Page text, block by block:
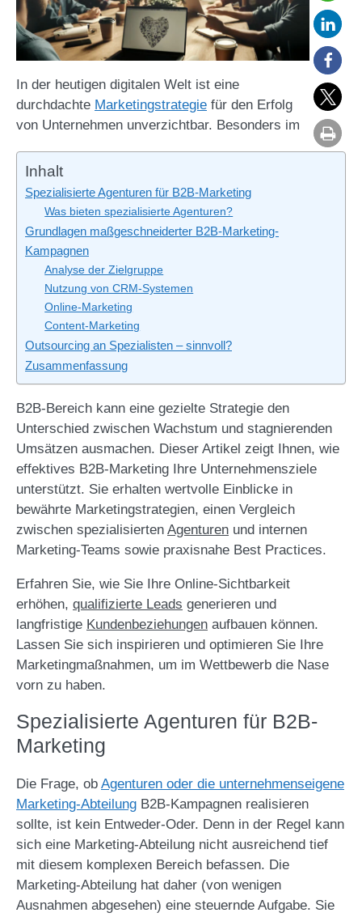
Inhalt
Spezialisierte Agenturen für B2B-Marketing
Was bieten spezialisierte Agenturen?
Grundlagen maßgeschneiderter B2B-Marketing-
Kampagnen
Analyse der Zielgruppe
Nutzung von CRM-Systemen
Online-Marketing
Content-Marketing
Outsourcing an Spezialisten – sinnvoll?
Zusammenfassung
In der heutigen digitalen Welt ist eine
durchdachte Marketingstrategie für den Erfolg
von Unternehmen unverzichtbar. Besonders im
B2B-Bereich kann eine gezielte Strategie den
Unterschied zwischen Wachstum und stagnierenden
Umsätzen ausmachen. Dieser Artikel zeigt Ihnen, wie
effektives B2B-Marketing Ihre Unternehmensziele
unterstützt. Sie erhalten wertvolle Einblicke in
bewährte Marketingstrategien, einen Vergleich
zwischen spezialisierten Agenturen und internen
Marketing-Teams sowie praxisnahe Best Practices.
Erfahren Sie, wie Sie Ihre Online-Sichtbarkeit
erhöhen, qualifizierte Leads generieren und
langfristige Kundenbeziehungen aufbauen können.
Lassen Sie sich inspirieren und optimieren Sie Ihre
Marketingmaßnahmen, um im Wettbewerb die Nase
vorn zu haben.
Spezialisierte Agenturen für B2B-
Marketing
Die Frage, ob Agenturen oder die unternehmenseigene
Marketing-Abteilung B2B-Kampagnen realisieren
sollte, ist kein Entweder-Oder. Denn in der Regel kann
sich eine Marketing-Abteilung nicht ausreichend tief
mit diesem komplexen Bereich befassen. Die
Marketing-Abteilung hat daher (von wenigen
Ausnahmen abgesehen) eine steuernde Aufgabe. Sie